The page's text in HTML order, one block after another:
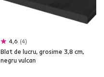
4,6 4
Blat de lucru, grosime 3,8 cm,
negru vulcan